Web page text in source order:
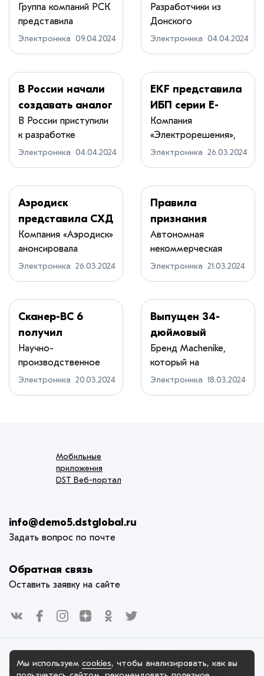
узлы «РСК
Экзастрим ИИ» с
восемью
ускорителями и
фирменной СЖО
Группа компаний РСК
представила
модульное решение
Электроника 09.04.2024
PlayStation: уже
готов прототип и
названа цена
PlaySpace
Разработчики из
Донского
государственного
Электроника 04.04.2024
В России начали
создавать аналог
PlayStation
В России приступили
к разработке
отечественных игр...
Электроника 04.04.2024
EKF представила
ИБП серии E-
Power SW900G4-
33 мощностью до
200 кВт
Компания
«Электрорешения»,
производящая
Электроника 26.03.2024
Аэродиск
представила СХД
Engine AQ на
платформе
«Аквариуса»
Компания «Аэродиск»
анонсировала
системы хранения ...
Электроника 26.03.2024
Правила
признания
серверов и СХД
отечественными
могут изменить
Автономная
некоммерческая
организация
Электроника 21.03.2024
Сканер-ВС 6
получил
сертификат
ФСТЭК России по
4-му уровню
доверия
Научно-
производственное
объединение
Электроника 20.03.2024
Выпущен 34-
дюймовый
монитор
Machenike
MK34QGSN2 за
270 долларов
Бренд Machenike,
который на
территорию России
Электроника 18.03.2024
Мобильные
приложения
DST Веб-портал
info@demo5.dstglobal.ru
Задать вопрос по почте
Обратная связь
Оставить заявку на сайте
© 2005-2025. Официальный сайт DST Веб-портал использует
куки-файлы и другие технологии, чтобы помочь вам в
Мы используем cookies, чтобы анализировать, как вы